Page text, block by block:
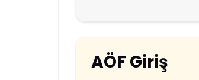
AÖF Giriş